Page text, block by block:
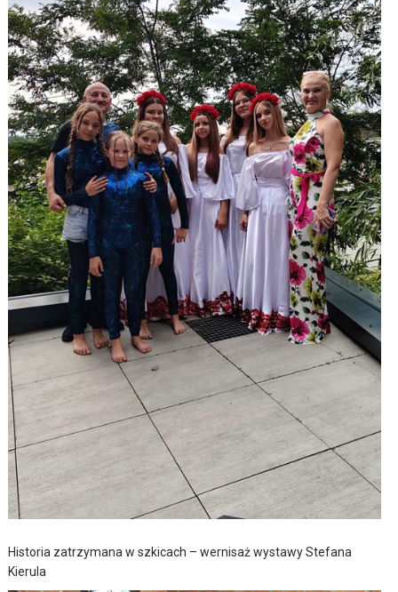
Historia zatrzymana w szkicach – wernisaż wystawy Stefana
Kierula